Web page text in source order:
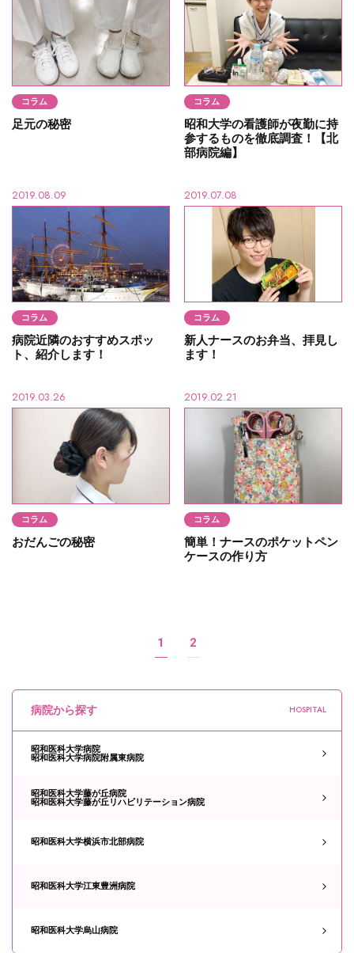
コラム
足元の秘密
コラム
昭和大学の看護師が夜勤に持
参するものを徹底調査！【北
部病院編】
2019.08.09
コラム
病院近隣のおすすめスポッ
ト、紹介します！
2019.07.08
コラム
新人ナースのお弁当、拝見し
ます！
2019.03.26
コラム
おだんごの秘密
2019.02.21
コラム
簡単！ナースのポケットペン
ケースの作り方
ゲ
ョ
1 2
病院から探す HOSPITAL
昭和医科大学病院
昭和医科大学病院附属東病院
昭和医科大学藤が丘病院
昭和医科大学藤が丘リハビリテーション病院
昭和医科大学横浜市北部病院
昭和医科大学江東豊洲病院
昭和医科大学烏山病院